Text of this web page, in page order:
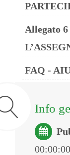
Allegato
FAQ -
Info